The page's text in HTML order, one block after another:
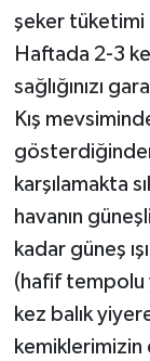
şeker tüketimi
Haftada 2-3
sağlığınızı
Kış
karşılamakta
havanın
kadar güneş
(hafif tempolu
kez balık
kemiklerimizin